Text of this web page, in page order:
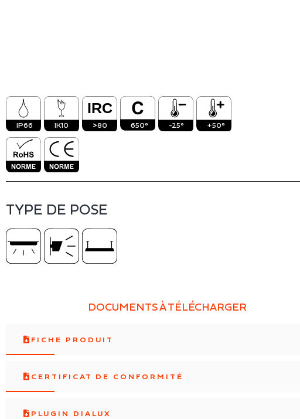
IP66 IK10 >80 650° -25° +50°
TYPE DE POSE
DOCUMENTS À TÉLÉCHARGER
FICHE PRODUIT
CERTIFICAT DE CONFORMITÉ
PLUGIN DIALUX